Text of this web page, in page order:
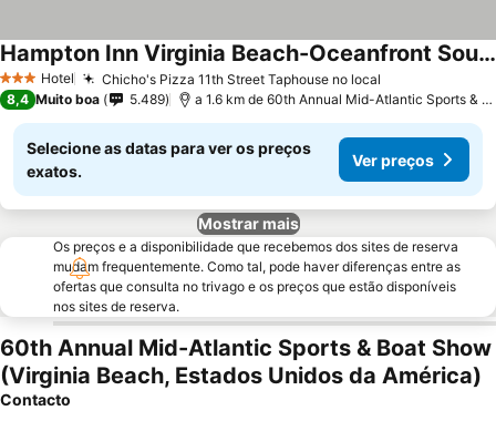
3 EstrelasHotel Chicho's Pizza 11th Street Taphouse no local
Hampton Inn Virginia Beach-Oceanfront South
8,4 Muito boa 5.489 a 1.6 km de 60th Annual Mid-Atlantic Sports & Boat Show
Selecione as datas para ver os preços
exatos.
Ver preços
Mostrar mais
Os preços e a disponibilidade que recebemos dos sites de reserva
mudam frequentemente. Como tal, pode haver diferenças entre as
ofertas que consulta no trivago e os preços que estão disponíveis
nos sites de reserva.
60th Annual Mid-Atlantic Sports & Boat Show
(Virginia Beach, Estados Unidos da América)
Contacto